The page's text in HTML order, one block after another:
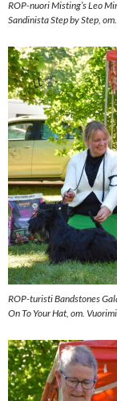
ROP-nuori Misting’s Leo
Sandinista Step by Step,
ROP-turisti Bandstones
On To Your Hat, om.